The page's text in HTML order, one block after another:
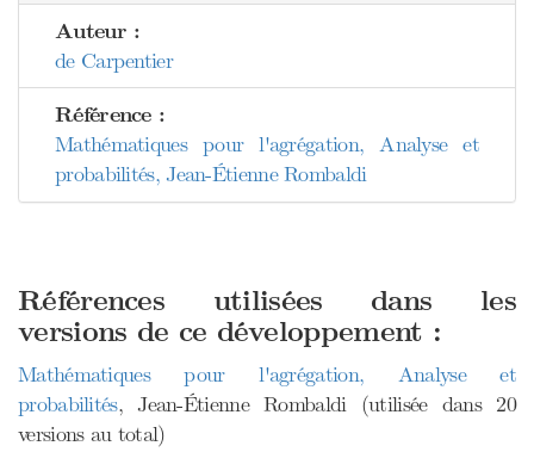
Auteur :
de Carpentier
Référence :
Mathématiques pour l'agrégation, Analyse et
probabilités, Jean-Étienne Rombaldi
Références utilisées dans les
versions de ce développement :
Mathématiques pour l'agrégation, Analyse et
probabilités, Jean-Étienne Rombaldi (utilisée dans 20
versions au total)